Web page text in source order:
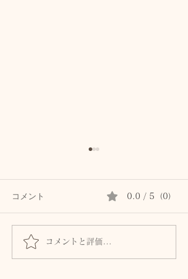
「納得しました」 疑い
から笑顔に変わった、ご
コメント 0.0 / 5（0）
コメントと評価...